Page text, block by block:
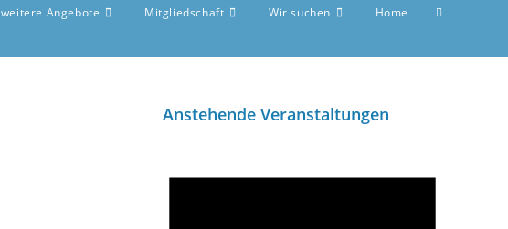
weitere Angebote Mitgliedschaft Wir suchen Home
Anstehende Veranstaltungen